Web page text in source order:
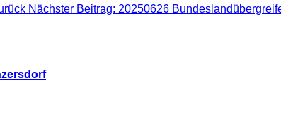
Nächster Beitrag: 20250626